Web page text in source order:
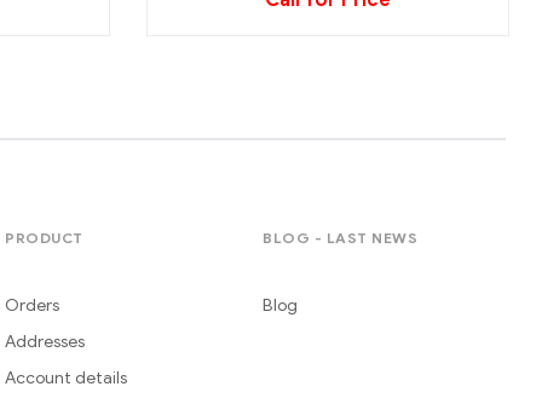
PRODUCT
Orders
Addresses
Account details
BLOG - LAST NEWS
Blog